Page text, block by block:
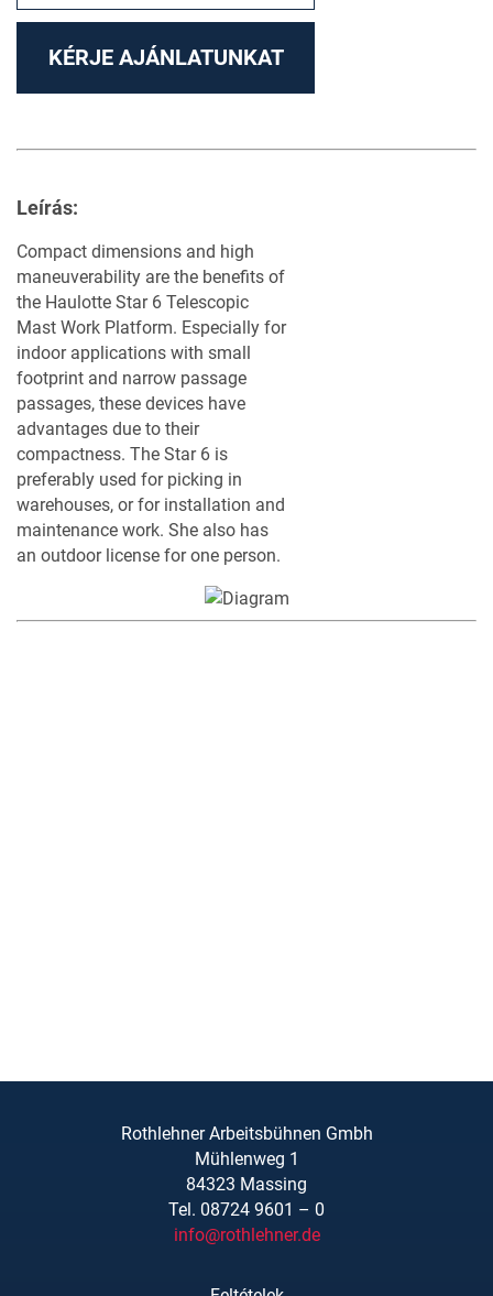
A TERMÉKLISTÁM
KÉRJE AJÁNLATUNKAT
Leírás:
Compact dimensions and high
maneuverability are the benefits of
the Haulotte Star 6 Telescopic
Mast Work Platform. Especially for
indoor applications with small
footprint and narrow passage
passages, these devices have
advantages due to their
compactness. The Star 6 is
preferably used for picking in
warehouses, or for installation and
maintenance work. She also has
an outdoor license for one person.
Rothlehner Arbeitsbühnen Gmbh
Mühlenweg 1
84323 Massing
Tel. 08724 9601 – 0
info@rothlehner.de